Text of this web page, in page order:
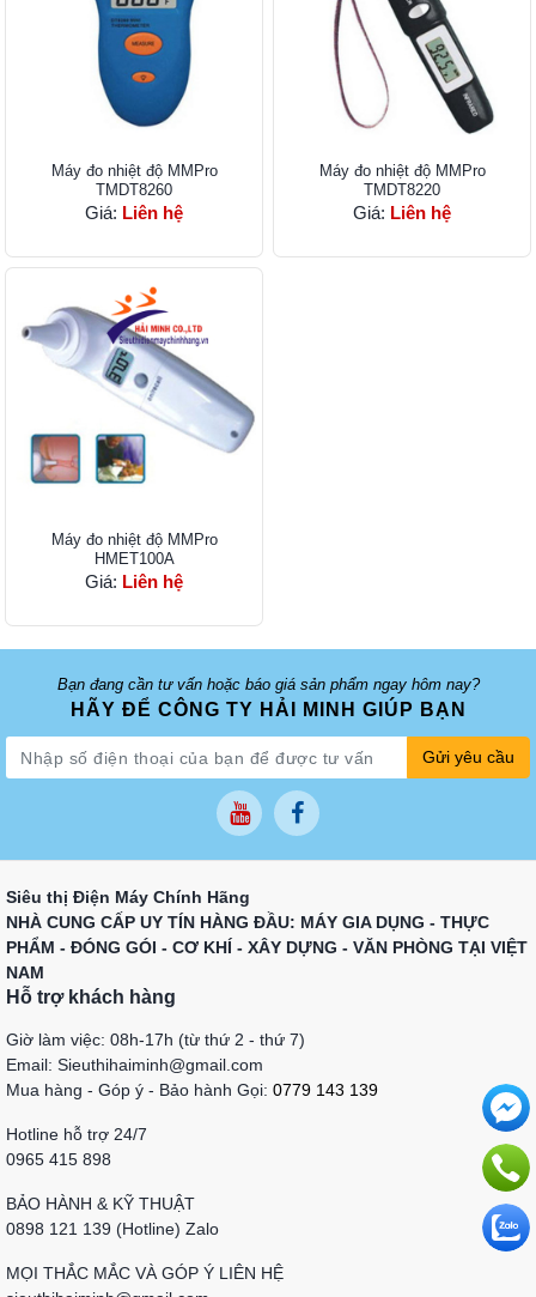
Máy đo nhiệt độ MMPro
TMDT8260
Giá: Liên hệ
Máy đo nhiệt độ MMPro
TMDT8220
Giá: Liên hệ
Máy đo nhiệt độ MMPro
HMET100A
Giá: Liên hệ
Bạn đang cần tư vấn hoặc báo giá sản phẩm ngay hôm nay?
HÃY ĐỂ CÔNG TY HẢI MINH GIÚP BẠN
Gửi yêu cầu
Siêu thị Điện Máy Chính Hãng
NHÀ CUNG CẤP UY TÍN HÀNG ĐẦU: MÁY GIA DỤNG - THỰC
PHẨM - ĐÓNG GÓI - CƠ KHÍ - XÂY DỰNG - VĂN PHÒNG TẠI VIỆT
NAM
Hỗ trợ khách hàng
Giờ làm việc: 08h-17h (từ thứ 2 - thứ 7)
Email: Sieuthihaiminh@gmail.com
Mua hàng - Góp ý - Bảo hành Gọi: 0779 143 139
Hotline hỗ trợ 24/7
0965 415 898
BẢO HÀNH & KỸ THUẬT
0898 121 139 (Hotline) Zalo
MỌI THẮC MẮC VÀ GÓP Ý LIÊN HỆ